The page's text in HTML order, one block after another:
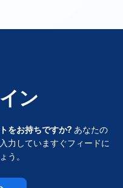
ン
をお持ちですか? あなたの
力していますぐフィードに
う。